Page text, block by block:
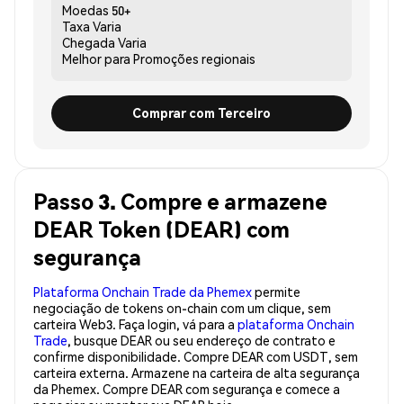
Moedas 50+
Taxa Varia
Chegada Varia
Melhor para Promoções regionais
Comprar com Terceiro
Passo 3. Compre e armazene
DEAR Token (DEAR) com
segurança
Plataforma Onchain Trade da Phemexpermite
negociação de tokens on-chain com um clique, sem
carteira Web3. Faça login, vá para a plataforma Onchain
Trade, busque DEAR ou seu endereço de contrato e
confirme disponibilidade. Compre DEAR com USDT, sem
carteira externa. Armazene na carteira de alta segurança
da Phemex. Compre DEAR com segurança e comece a